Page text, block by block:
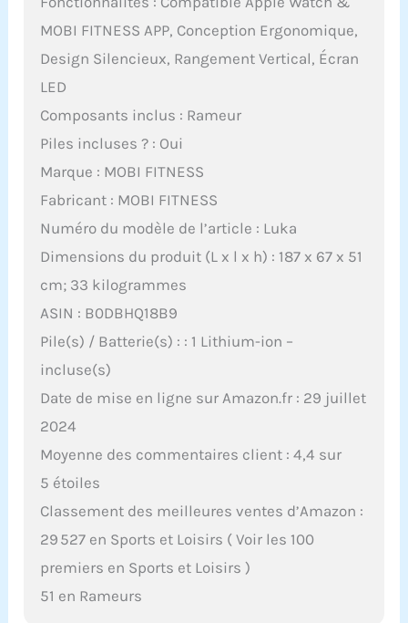
MOBI FITNESS APP, Conception Ergonomique,
Design Silencieux, Rangement Vertical, Écran
LED
Composants inclus : Rameur
Piles incluses ? : Oui
Marque : MOBI FITNESS
Fabricant : MOBI FITNESS
Numéro du modèle de l’article : Luka
Dimensions du produit (L x l x h) : 187 x 67 x 51
cm; 33 kilogrammes
ASIN : B0DBHQ18B9
Pile(s) / Batterie(s) : : 1 Lithium-ion –
incluse(s)
Date de mise en ligne sur Amazon.fr : 29 juillet
2024
Moyenne des commentaires client : 4,4 sur
5 étoiles
Classement des meilleures ventes d’Amazon :
29 527 en Sports et Loisirs ( Voir les 100
premiers en Sports et Loisirs )
51 en Rameurs